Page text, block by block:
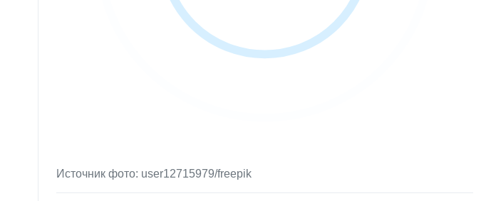
Источник фото: user12715979/freepik